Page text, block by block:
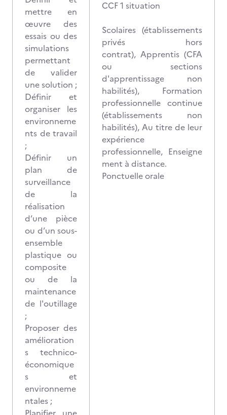
mettre en
œuvre des
essais ou des
simulations
permettant
de valider
une solution ;
Définir et
organiser les
environneme
nts de travail
;
Définir un
plan de
surveillance
de la
réalisation
d’une pièce
ou d’un sous-
ensemble
plastique ou
composite
ou de la
maintenance
de l'outillage
;
Proposer des
amélioration
s technico-
économique
s et
environneme
ntales ;
CCF 1 situation
Scolaires (établissements
privés hors
contrat), Apprentis (CFA
ou sections
d'apprentissage non
habilités), Formation
professionnelle continue
(établissements non
habilités), Au titre de leur
expérience
professionnelle, Enseigne
ment à distance.
Ponctuelle orale